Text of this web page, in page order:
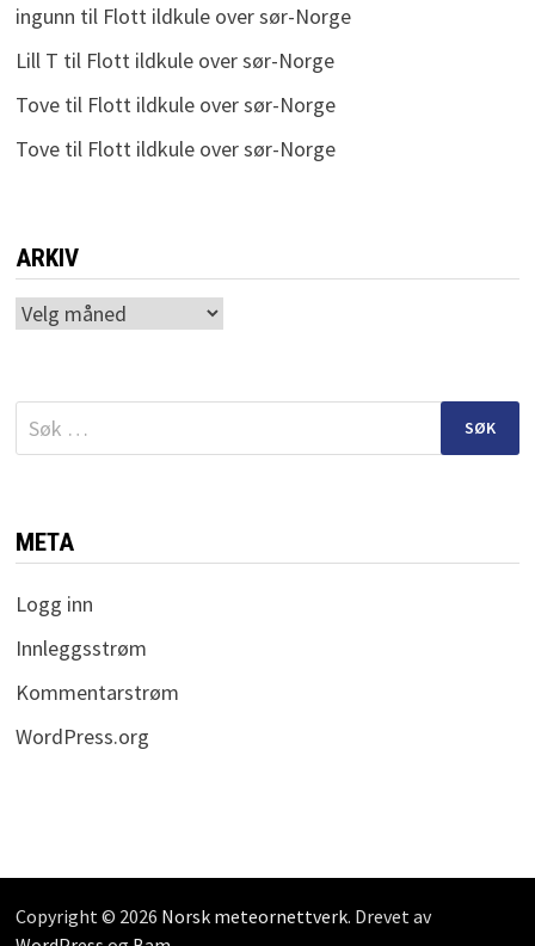
ingunn til Flott ildkule over sør-Norge
Lill T til Flott ildkule over sør-Norge
Tovetil Flott ildkule over sør-Norge
Tovetil Flott ildkule over sør-Norge
ARKIV
Arkiv
Søk
etter:
META
Logg inn
Innleggsstrøm
Kommentarstrøm
WordPress.org
Copyright © 2026 Norsk meteornettverk. Drevet av